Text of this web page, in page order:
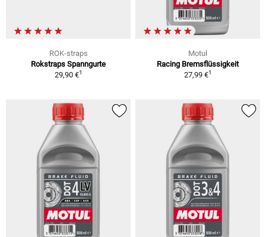
ROK-straps
Rokstraps Spanngurte
29,90 €1
Motul
Racing Bremsflüssigkeit
27,99 €1